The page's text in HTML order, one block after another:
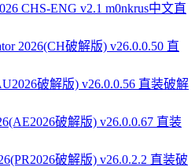
CHS-ENG v2.1 m0nkrus中文直
2026(CH破解版) v26.0.0.50 直
破解版) v26.0.0.56 直装破解
破解版) v26.0.0.67 直装
破解版) v26.0.2.2 直装破